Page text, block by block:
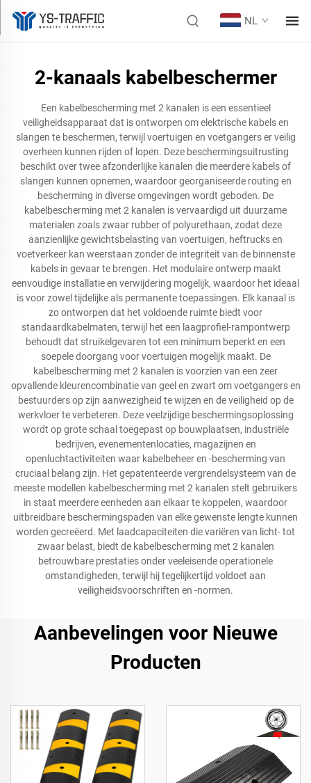
NL
2-kanaals kabelbeschermer
Een kabelbescherming met 2 kanalen is een essentieel
veiligheidsapparaat dat is ontworpen om elektrische kabels en
slangen te beschermen, terwijl voertuigen en voetgangers er veilig
overheen kunnen rijden of lopen. Deze beschermingsuitrusting
beschikt over twee afzonderlijke kanalen die meerdere kabels of
slangen kunnen opnemen, waardoor georganiseerde routing en
bescherming in diverse omgevingen wordt geboden. De
kabelbescherming met 2 kanalen is vervaardigd uit duurzame
materialen zoals zwaar rubber of polyurethaan, zodat deze
aanzienlijke gewichtsbelasting van voertuigen, heftrucks en
voetverkeer kan weerstaan zonder de integriteit van de binnenste
kabels in gevaar te brengen. Het modulaire ontwerp maakt
eenvoudige installatie en verwijdering mogelijk, waardoor het ideaal
is voor zowel tijdelijke als permanente toepassingen. Elk kanaal is
zo ontworpen dat het voldoende ruimte biedt voor
standaardkabelmaten, terwijl het een laagprofiel-rampontwerp
behoudt dat struikelgevaren tot een minimum beperkt en een
soepele doorgang voor voertuigen mogelijk maakt. De
kabelbescherming met 2 kanalen is voorzien van een zeer
opvallende kleurencombinatie van geel en zwart om voetgangers en
bestuurders op zijn aanwezigheid te wijzen en de veiligheid op de
werkvloer te verbeteren. Deze veelzijdige beschermingsoplossing
wordt op grote schaal toegepast op bouwplaatsen, industriële
bedrijven, evenementenlocaties, magazijnen en
openluchtactiviteiten waar kabelbeheer en -bescherming van
cruciaal belang zijn. Het gepatenteerde vergrendelsysteem van de
meeste modellen kabelbescherming met 2 kanalen stelt gebruikers
in staat meerdere eenheden aan elkaar te koppelen, waardoor
uitbreidbare beschermingspaden van elke gewenste lengte kunnen
worden gecreëerd. Met laadcapaciteiten die variëren van licht- tot
zwaar belast, biedt de kabelbescherming met 2 kanalen
betrouwbare prestaties onder veeleisende operationele
omstandigheden, terwijl hij tegelijkertijd voldoet aan
veiligheidsvoorschriften en -normen.
Aanbevelingen voor Nieuwe
Producten